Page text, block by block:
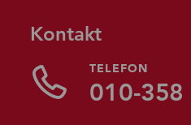
Kontakt
TELEFON
010-